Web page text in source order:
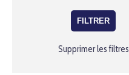
Supprimer les filtres